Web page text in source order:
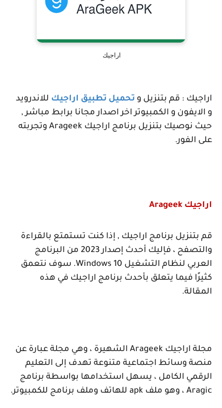
اراجيك
اراجيك : قم بتنزيل و تحميل تطبيق اراجيك للاندرويد
و الايفون و الكمبيوتر اخر اصدار مجانا برابط مباشر ,
حيث نوصيك بتنزيل برنامج اراجيك Arageek وتجربته
على الفور.
اراجيك Arageek
قم بتنزيل برنامج اراجيك , إذا كنت تستمتع بالقراءة
والتصفح ، فإليك أحدث إصدار 2023 من البرنامج
العربي لنظام التشغيل Windows 10. سوف نتعمق
كثيرًا فيما يتعلق بأحدث برنامج اراجيك في هذه
المقالة.
مجلة اراجيك Arageek الشهيرة ، وهي مجلة عبارة عن
منصة وسائط اجتماعية متنوعة تهدف إلى التعليم
الرقمي الكامل ، يسهل استخدامها بواسطة برنامج
Aragic ، وهو ملف apk للهاتف وملف برنامج للكمبيوتر.